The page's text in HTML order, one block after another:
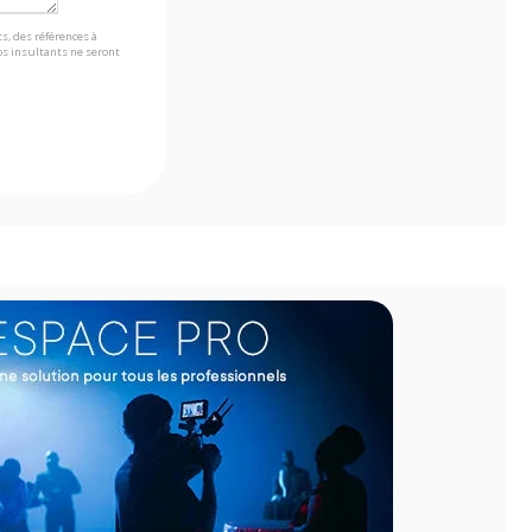
des références à
insultants ne seront